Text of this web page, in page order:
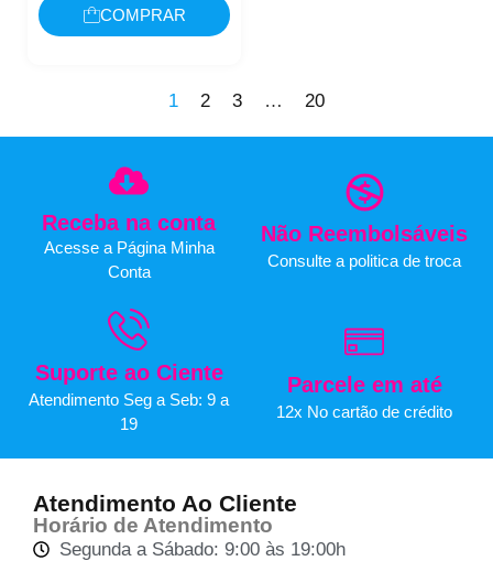
COMPRAR
1 2 3 … 20
Receba na conta
Acesse a Página Minha
Conta
Não Reembolsáveis
Consulte a politica de troca
Suporte ao Ciente
Atendimento Seg a Seb: 9 a
19
Parcele em até
12x No cartão de crédito
Atendimento Ao Cliente
Horário de Atendimento
Segunda a Sábado: 9:00 às 19:00h